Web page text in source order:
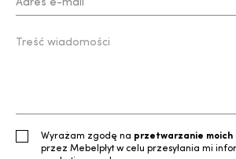
Wyrażam zgodę na przetwarzanie moich
przez Mebelpłyt w celu przesyłania mi